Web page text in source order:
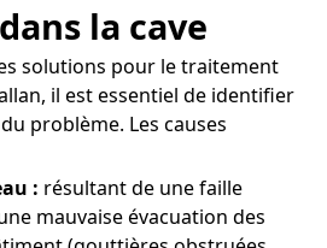
la cave
solutions pour le traitement
il est essentiel de identifier
problème. Les causes
: résultant de une faille
mauvaise évacuation des